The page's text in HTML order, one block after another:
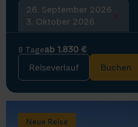
26. September 2026
3. Oktober 2026
8 Tageab 1.830 €
Reiseverlauf
Buchen
Neue Reise